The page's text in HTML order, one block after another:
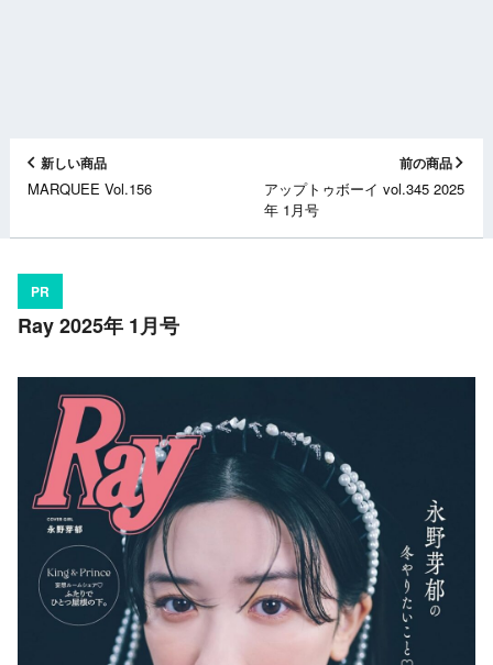
新しい商品
MARQUEE Vol.156
前の商品
アップトゥボーイ vol.345 2025
年 1月号
PR
Ray 2025年 1月号